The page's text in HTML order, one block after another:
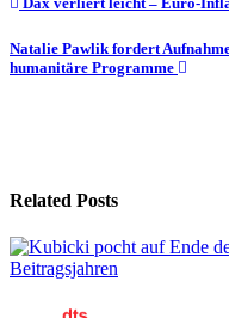
Natalie Pawlik fordert
humanitäre Programme
Related Posts